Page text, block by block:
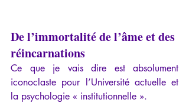
De l’immortalité de l’âme et des
réincarnations
Ce que je vais dire est absolument
iconoclaste pour l’Université actuelle et
la psychologie « institutionnelle ».